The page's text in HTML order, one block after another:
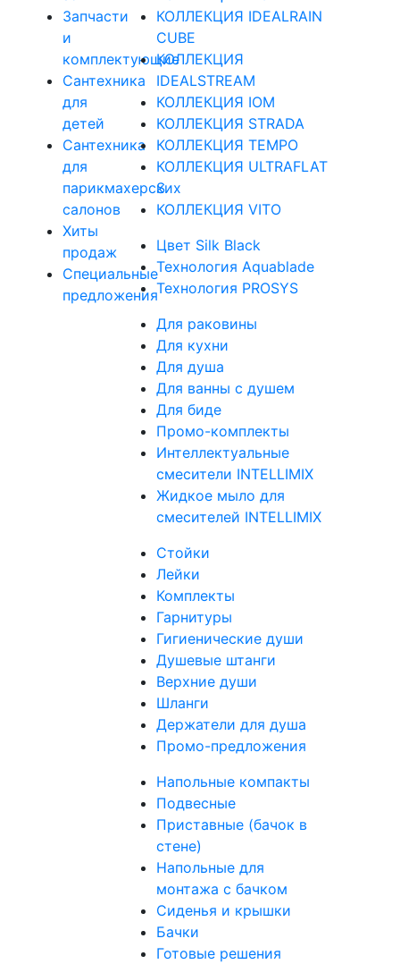
Запчасти
и
комплектующие
Сантехника
для
детей
Сантехника
для
парикмахерских
салонов
Хиты
продаж
Специальные
предложения
КОЛЛЕКЦИЯ IDEALRAIN
CUBE
КОЛЛЕКЦИЯ
IDEALSTREAM
КОЛЛЕКЦИЯ IOM
КОЛЛЕКЦИЯ STRADA
КОЛЛЕКЦИЯ TEMPO
КОЛЛЕКЦИЯ ULTRAFLAT
S
КОЛЛЕКЦИЯ VITO
Цвет Silk Black
Технология Aquablade
Технология PROSYS
Для раковины
Для кухни
Для душа
Для ванны с душем
Для биде
Промо-комплекты
Интеллектуальные
смесители INTELLIMIX
Жидкое мыло для
смесителей INTELLIMIX
Стойки
Лейки
Комплекты
Гарнитуры
Гигиенические души
Душевые штанги
Верхние души
Шланги
Держатели для душа
Промо-предложения
Напольные компакты
Подвесные
Приставные (бачок в
стене)
Напольные для
монтажа с бачком
Сиденья и крышки
Бачки
Готовые решения